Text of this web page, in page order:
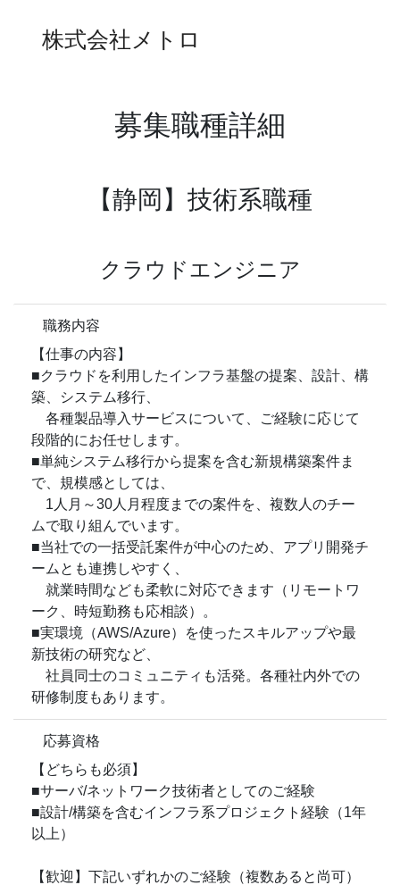
株式会社メトロ
募集職種詳細
【静岡】技術系職種
クラウドエンジニア
職務内容
【仕事の内容】
■クラウドを利用したインフラ基盤の提案、設計、構
築、システム移行、
各種製品導入サービスについて、ご経験に応じて
段階的にお任せします。
■単純システム移行から提案を含む新規構築案件ま
で、規模感としては、
1人月～30人月程度までの案件を、複数人のチー
ムで取り組んでいます。
■当社での一括受託案件が中心のため、アプリ開発チ
ームとも連携しやすく、
就業時間なども柔軟に対応できます（リモートワ
ーク、時短勤務も応相談）。
■実環境（AWS/Azure）を使ったスキルアップや最
新技術の研究など、
社員同士のコミュニティも活発。各種社内外での
研修制度もあります。
応募資格
【どちらも必須】
■サーバ/ネットワーク技術者としてのご経験
■設計/構築を含むインフラ系プロジェクト経験（1年
以上）
【歓迎】下記いずれかのご経験（複数あると尚可）